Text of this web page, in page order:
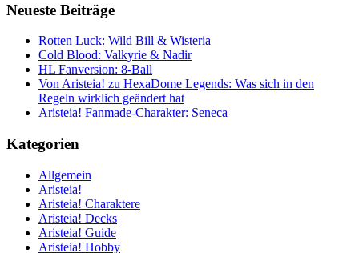
Neueste Beiträge
Rotten Luck: Wild Bill & Wisteria
Cold Blood: Valkyrie & Nadir
HL Fanversion: 8-Ball
Von Aristeia! zu HexaDome Legends: Was sich in den
Regeln wirklich geändert hat
Aristeia! Fanmade-Charakter: Seneca
Kategorien
Allgemein
Aristeia!
Aristeia! Charaktere
Aristeia! Decks
Aristeia! Guide
Aristeia! Hobby